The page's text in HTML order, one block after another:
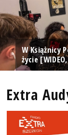
W Książnicy
życie
Extra